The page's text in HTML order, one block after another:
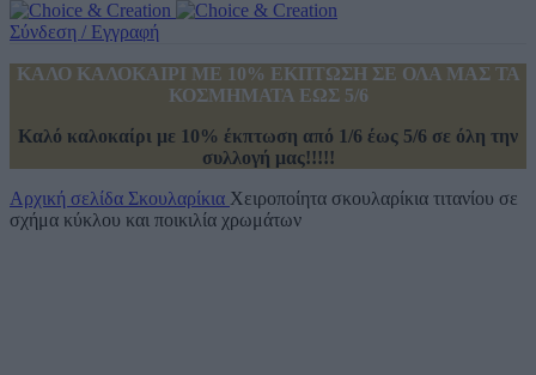
Σύνδεση / Εγγραφή
ΚΑΛΟ ΚΑΛΟΚΑΙΡΙ ΜΕ 10% ΕΚΠΤΩΣΗ ΣΕ ΟΛΑ ΜΑΣ ΤΑ
ΚΟΣΜΗΜΑΤΑ ΕΩΣ 5/6
Καλό καλοκαίρι με 10% έκπτωση από 1/6 έως 5/6 σε όλη την
συλλογή μας!!!!!
Αρχική σελίδα Σκουλαρίκια Χειροποίητα σκουλαρίκια τιτανίου σε
σχήμα κύκλου και ποικιλία χρωμάτων